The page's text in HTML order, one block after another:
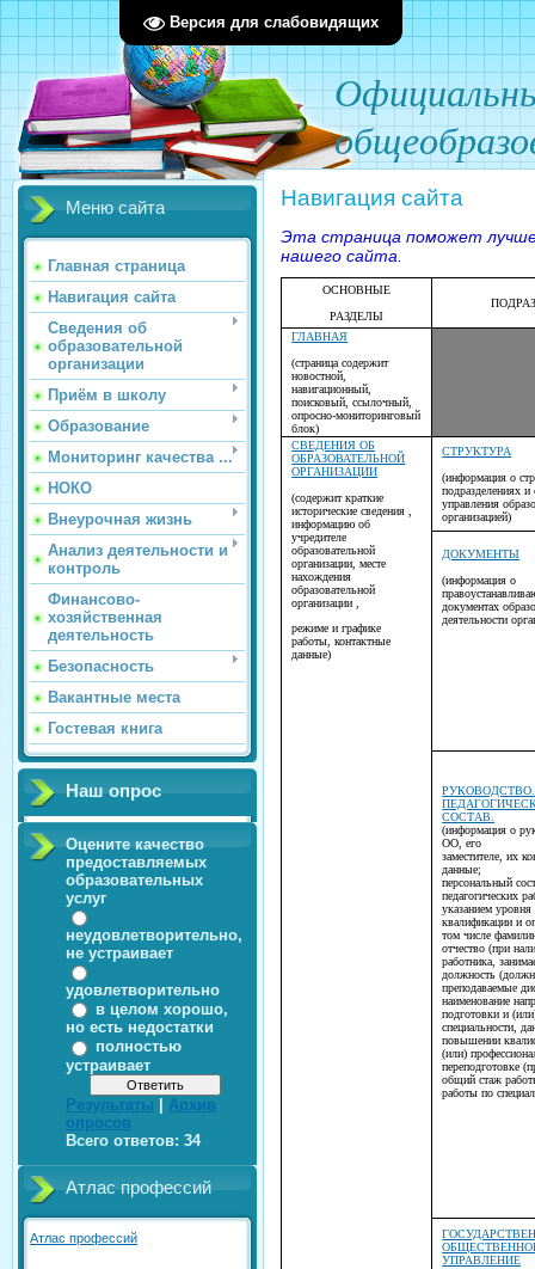
Версия для слабовидящих
Официал
Меню сайта
Главная страница
Навигация сайта
Сведения об
образовательной
организации
Приём в школу
Образование
Мониторинг качества ...
НОКО
Внеурочная жизнь
Анализ деятельности и
контроль
Финансово-
хозяйственная
деятельность
Безопасность
Вакантные места
Гостевая книга
Наш опрос
Оцените качество
предоставляемых
образовательных
услуг
неудовлетворительно,
не устраивает
удовлетворительно
в целом хорошо,
но есть недостатки
полностью
устраивает
Результаты
Архив
опросов
Всего ответов: 34
Атлас профессий
Атлас профессий
Навигация сайта
Эта страница поможет
нашего сайта.
ОСНОВНЫЕ
РАЗДЕЛЫ
ГЛАВНАЯ
(страница содержит
новостной,
навигационный,
поисковый, ссылочный,
опросно-мониторинговый
блок)
СВЕДЕНИЯ ОБ
ОБРАЗОВАТЕЛЬНОЙ
ОРГАНИЗАЦИИ
(содержит краткие
исторические сведения ,
информацию об
учредителе
образовательной
организации, месте
нахождения
образовательной
организации ,
режиме и графике
работы, контактные
данные)
СТРУКТУРА
(информация о
подразделениях и
управления
организацией)
ДОКУМЕНТЫ
(информация о
документах
деятельности
РУКОВОДСТВО.
СОСТАВ.
(информация о
ОО, его
заместителе, их
данные;
персональный
педагогических
указанием уровня
квалификации и
том числе
отчество (при
работника,
должность
преподаваемые
наименование
подготовки и
специальности,
повышении
(или)
переподготовке
общий стаж
работы по
УПРАВЛЕНИЕ